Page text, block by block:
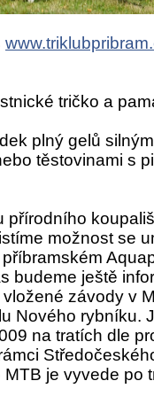
tričko a
plný gelů
těstovinami s
přírodního
možnost se
budeme ještě
závody v
Nového rybníku.
na tratích dle
je vyvede po